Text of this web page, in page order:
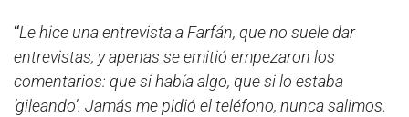
“Le hice una entrevista a Farfán, que no suele dar
entrevistas, y apenas se emitió empezaron los
comentarios: que si había algo, que si lo estaba
‘gileando’. Jamás me pidió el teléfono, nunca salimos.